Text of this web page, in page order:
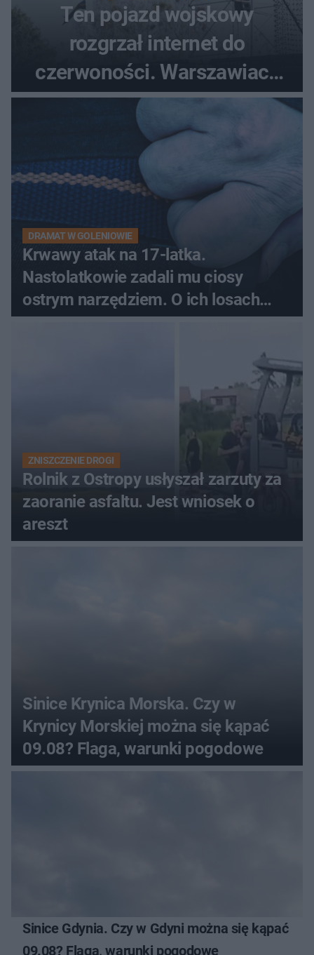
Ten pojazd wojskowy
rozgrzał internet do
czerwoności. Warszawiacy
pytali, czy to Mad Max!
DRAMAT W GOLENIOWIE
Krwawy atak na 17-latka.
Nastolatkowie zadali mu ciosy
ostrym narzędziem. O ich losach
zdecyduje sąd rodzinny
ZNISZCZENIE DROGI
Rolnik z Ostropy usłyszał zarzuty za
zaoranie asfaltu. Jest wniosek o
areszt
Sinice Krynica Morska. Czy w
Krynicy Morskiej można się kąpać
09.08? Flaga, warunki pogodowe
Sinice Gdynia. Czy w Gdyni można się kąpać
09.08? Flaga, warunki pogodowe